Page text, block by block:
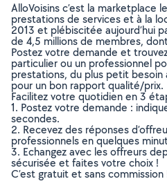
AlloVoisins c’est la marketplace
prestations de services et à la
2013 et plébiscitée aujourd’hui
de 4,5 millions de membres,
Postez votre demande et
particulier ou un professionnel
prestations, du plus petit besoin
pour un bon rapport qualité/prix.
Facilitez votre quotidien en 3
1. Postez votre demande :
secondes.
2. Recevez des réponses
professionnels en quelques
3. Echangez avec les offreurs
sécurisée et faites votre choix !
C’est gratuit et sans commission